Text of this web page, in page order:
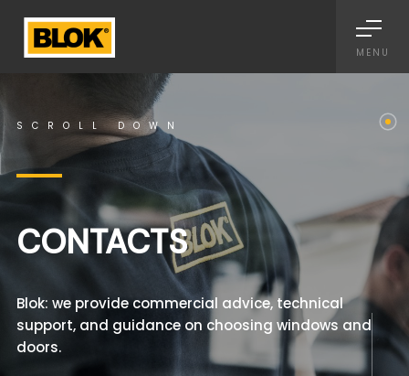
MENU
CONTACTS
Blok: we provide commercial advice, technical
support, and guidance on choosing windows and
doors.
SCROLL DOWN
Informativa sulla raccolta